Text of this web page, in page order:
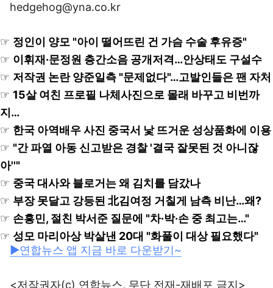
hedgehog@yna.co.kr
☞ 정인이 양모 "아이 떨어뜨린 건 가슴 수술 후유증"
☞ 이휘재·문정원 층간소음 공개저격…안상태도 구설수
☞ 저작권 논란 양준일측 "문제없다"…고발인들은 팬 자처
☞ 15살 여친 프로필 나체사진으로 몰래 바꾸고 비번까
지…
☞ 한국 아역배우 사진 중국서 낯 뜨거운 성상품화에 이용
☞ "간 파열 아동 신고받은 경찰 '결국 잘못된 것 아니잖
아''"
☞ 중국 대사와 블로거는 왜 김치를 담갔나
☞ 부장 못달고 강등된 北김여정 거칠게 남측 비난…왜?
☞ 손흥민, 절친 박서준 질문에 "차·박·손 중 최고는…"
☞ 성모 마리아상 박살낸 20대 "화풀이 대상 필요했다"
▶연합뉴스 앱 지금 바로 다운받기~
<저작권자(c) 연합뉴스, 무단 전재-재배포 금지>